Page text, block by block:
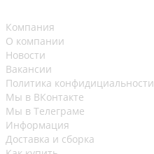
Компания
О компании
Новости
Вакансии
Политика конфидициальности
Мы в ВКонтакте
Мы в Телеграме
Информация
Доставка и сборка